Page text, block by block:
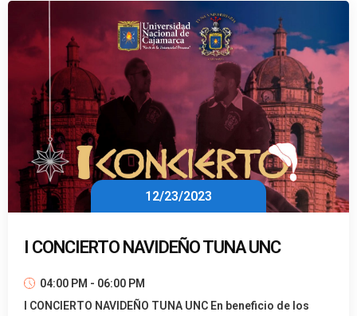
12/23/2023
I CONCIERTO NAVIDEÑO TUNA UNC
04:00 PM - 06:00 PM
I CONCIERTO NAVIDEÑO TUNA UNC En beneficio de los